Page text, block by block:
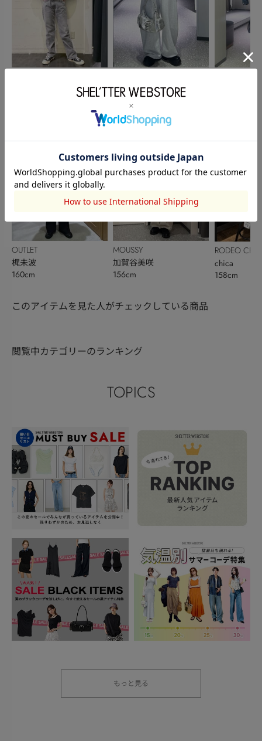
OUTLET
梶未波
160cm
黒島梨里花
157cm
MOUSSY
加賀谷美咲
156cm
RODEO
BOWL
chica
158cm
このアイテムを見た人がチェックしている商品
閲覧中カテゴリーのランキング
TOPICS
もっと見る